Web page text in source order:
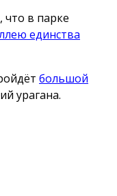
что в парке
единства
большой
урагана.